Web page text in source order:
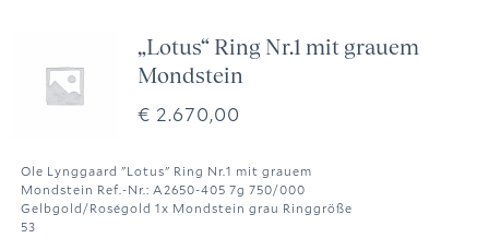
„Lotus“ Ring Nr.1 mit grauem
Mondstein
€ 2.670,00
Ole Lynggaard "Lotus" Ring Nr.1 mit grauem
Mondstein Ref.-Nr.: A2650-405 7g 750/000
Gelbgold/Roségold 1x Mondstein grau Ringgröße
53